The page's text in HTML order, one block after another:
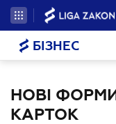
БІЗНЕС
НОВІ
КАРТОК